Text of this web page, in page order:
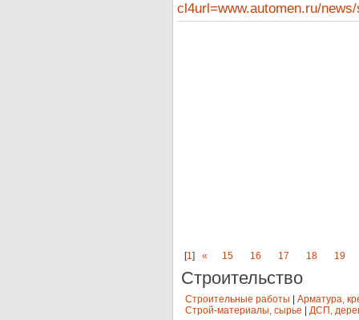
cl4url=www.automen.ru/
[1] « 15 16 17 18 19
Строительство
Строительные работы
Арматура,
Строй-материалы, сырье
ДСП,